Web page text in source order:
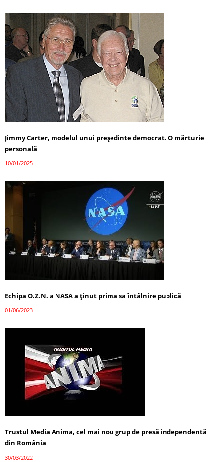
Jimmy Carter, modelul unui președinte democrat. O mărturie
personală
10/01/2025
Echipa O.Z.N. a NASA a ținut prima sa întâlnire publică
01/06/2023
Trustul Media Anima, cel mai nou grup de presă independentă
din România
30/03/2022